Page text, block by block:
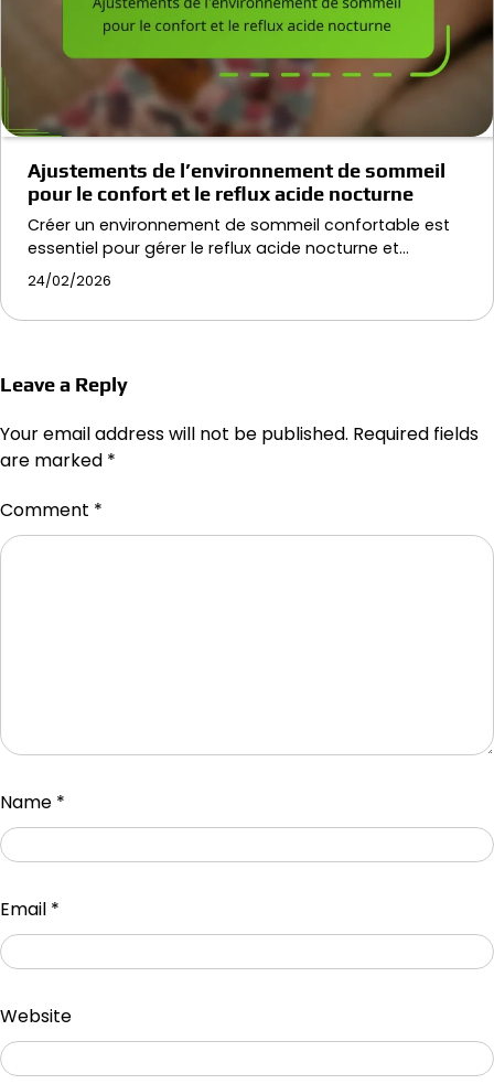
Ajustements de l’environnement de sommeil
pour le confort et le reflux acide nocturne
Créer un environnement de sommeil confortable est
essentiel pour gérer le reflux acide nocturne et…
24/02/2026
Leave a Reply
Your email address will not be published. Required fields
are marked *
Comment *
Name *
Email *
Website